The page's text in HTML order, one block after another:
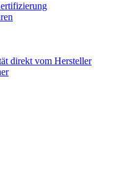
direkt vom Hersteller